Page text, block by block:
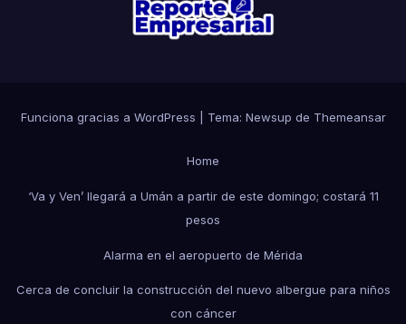
Funciona gracias a WordPress Tema: Newsup de Themeansar
Home
‘Va y Ven’ llegará a Umán a partir de este domingo; costará 11
pesos
Alarma en el aeropuerto de Mérida
Cerca de concluir la construcción del nuevo albergue para niños
con cáncer